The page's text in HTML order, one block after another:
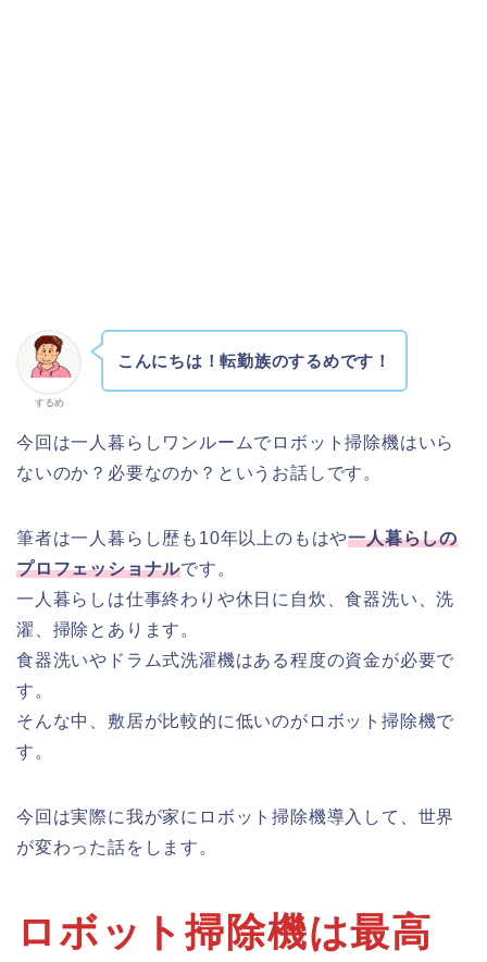
するめ
こんにちは！転勤族のするめです！
今回は一人暮らしワンルームでロボット掃除機はいら
ないのか？必要なのか？というお話しです。
筆者は一人暮らし歴も10年以上のもはや一人暮らしの
プロフェッショナルです。
一人暮らしは仕事終わりや休日に自炊、食器洗い、洗
濯、掃除とあります。
食器洗いやドラム式洗濯機はある程度の資金が必要で
す。
そんな中、敷居が比較的に低いのがロボット掃除機で
す。
今回は実際に我が家にロボット掃除機導入して、世界
が変わった話をします。
ロボット掃除機は最高